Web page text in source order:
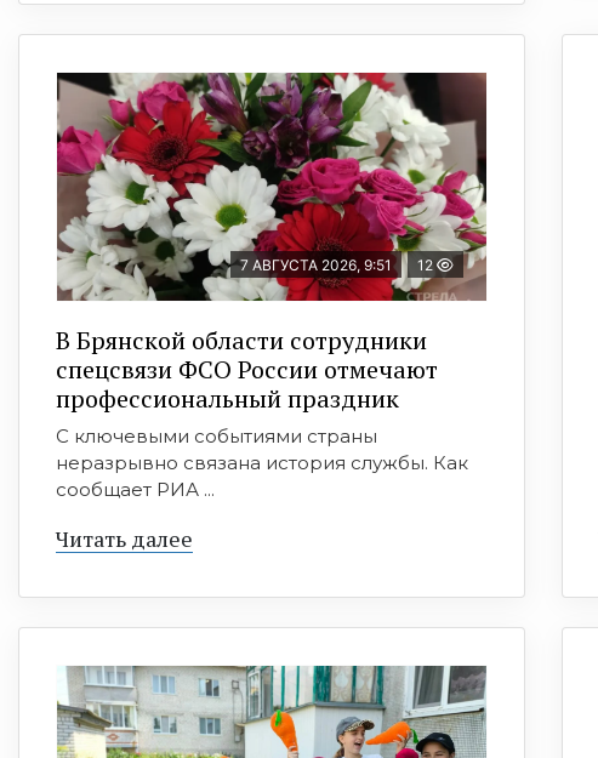
7 АВГУСТА 2026, 9:51 12
В Брянской области сотрудники
спецсвязи ФСО России отмечают
профессиональный праздник
С ключевыми событиями страны
неразрывно связана история службы. Как
сообщает РИА ...
Читать далее